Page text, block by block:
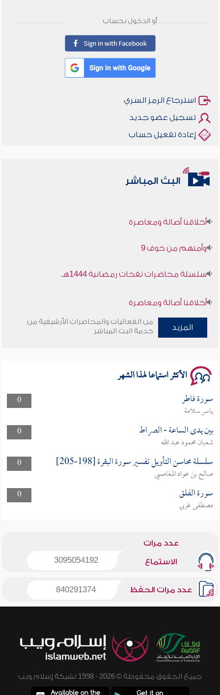
أو الدخول بحساب
استرجاع الرمز السري
تسجيل عضو جديد
إعادة تفعيل حساب
البث المباشر
أخلاقنا أصالة ومعاصرة
وأمنهم من خوف 9
سلسلة محاضرات نفحات رمضانية 1444هـ
أخلاقنا أصالة ومعاصرة
وأمنهم من خوف 9
المزيد
من الفعاليات والمحاضرات الأرشيفية من
خدمة البث المباشر
الأكثر استماعا لهذا الشهر
0 سورة فاطر
ياسر سلامة
0
بين يدى الساعة - الصراط
شعبان محمود عبد الله
0
سلسلة محاسن التأويل تفسير سورة البقرة [198-205]
صالح بن عواد المغامسي
0
سورة الفلق
مصطفى غربي
عدد مرات
الاستماع 3095054192
عدد مرات الحفظ 840291374
جميع الحقوق محفوظة © 2026 - 1998 لشبكة إسلام ويب